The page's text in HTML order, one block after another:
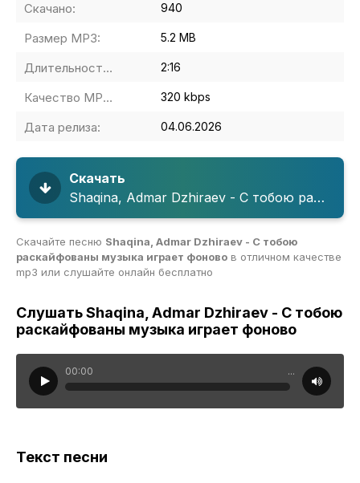
Скачано: 940
Размер MP3: 5.2 MB
Длительность MP3: 2:16
Качество MP3: 320 kbps
Дата релиза: 04.06.2026
Скачать
Shaqina, Admar Dzhiraev - С тобою раскайфованы музыка играет фоново
Скачайте песню Shaqina, Admar Dzhiraev - С тобою
раскайфованы музыка играет фоново в отличном качестве
mp3 или слушайте онлайн бесплатно
Слушать Shaqina, Admar Dzhiraev - С тобою
раскайфованы музыка играет фоново
00:00 ...
Текст песни